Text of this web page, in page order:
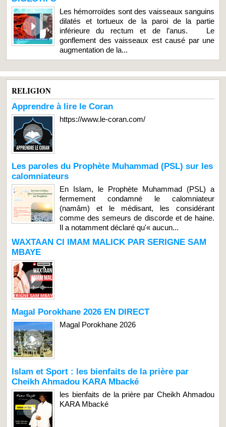
Les hémorroïdes sont des vaisseaux sanguins
dilatés et tortueux de la paroi de la partie
inférieure du rectum et de l’anus. Le
gonflement des vaisseaux est causé par une
augmentation de la...
RELIGION
Apprendre à lire le Coran
https://www.le-coran.com/
Les paroles du Prophète Muhammad (PSL) sur les
calomniateurs
En Islam, le Prophète Muhammad (PSL) a
fermement condamné le calomniateur
(namâm) et le médisant, les considérant
comme des semeurs de discorde et de haine.
Il a notamment déclaré qu'« aucun...
WAXTAAN CI IMAM MALICK PAR SERIGNE SAM
MBAYE
Magal Porokhane 2026 EN DIRECT
Magal Porokhane 2026
Islam et Sport : les bienfaits de la prière par
Cheikh Ahmadou KARA Mbacké
les bienfaits de la prière par Cheikh Ahmadou
KARA Mbacké